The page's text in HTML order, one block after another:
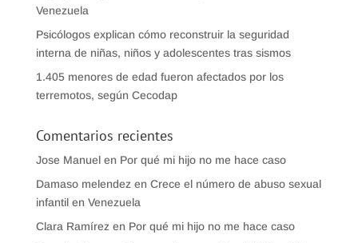
Venezuela
Psicólogos explican cómo reconstruir la seguridad
interna de niñas, niños y adolescentes tras sismos
1.405 menores de edad fueron afectados por los
terremotos, según Cecodap
Comentarios recientes
Jose Manuelen Por qué mi hijo no me hace caso
Damaso melendezen Crece el número de abuso sexual
infantil en Venezuela
Clara Ramírezen Por qué mi hijo no me hace caso